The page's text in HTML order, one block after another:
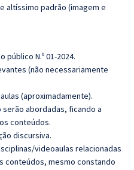
altíssimo padrão (imagem e
N.º 01-2024.
(não necessariamente
(aproximadamente).
abordadas, ficando a
conteúdos.
discursiva.
videoaulas relacionadas
conteúdos, mesmo constando